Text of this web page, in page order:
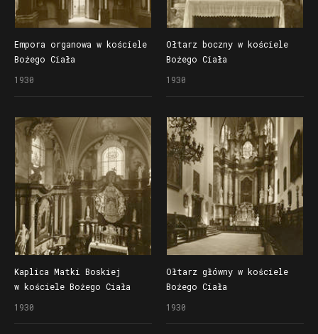
Empora organowa w kościele
Bożego Ciała
1930
Ołtarz boczny w kościele
Bożego Ciała
1930
Kaplica Matki Boskiej
w kościele Bożego Ciała
1930
Ołtarz główny w kościele
Bożego Ciała
1930